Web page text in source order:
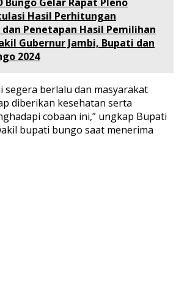
Hasil Perhitungan
dan Penetapan Hasil Pemilihan
Gubernur Jambi, Bupati dan
2024
segera berlalu dan masyarakat
diberikan kesehatan serta
cobaan ini,” ungkap Bupati
bupati bungo saat menerima